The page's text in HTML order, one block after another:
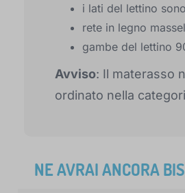
i lati del lettino
rete in legno
gambe del lettino
Avviso: Il materasso
ordinato nella
NE AVRAI ANCORA